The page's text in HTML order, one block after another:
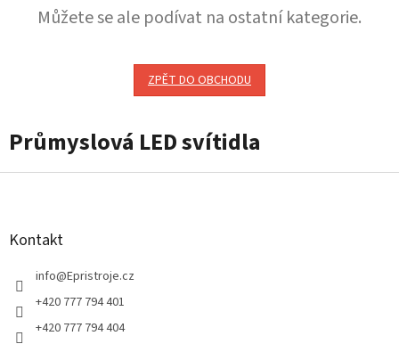
Můžete se ale podívat na ostatní kategorie.
ZPĚT DO OBCHODU
Průmyslová LED svítidla
Z
Kontakt
info@Epristroje.cz
+420 777 794 401
+420 777 794 404